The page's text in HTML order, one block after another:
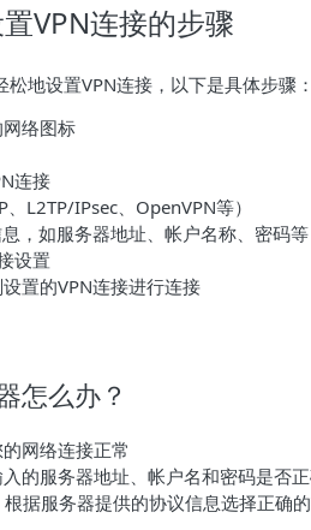
VPN连接的步骤
地设置VPN连接，以下是具体步骤：
络图标
连接
L2TP/IPsec、OpenVPN等）
，如服务器地址、帐户名称、密码等
设置
置的VPN连接进行连接
怎么办？
的网络连接正常
入的服务器地址、帐户名和密码是否
根据服务器提供的协议信息选择正确